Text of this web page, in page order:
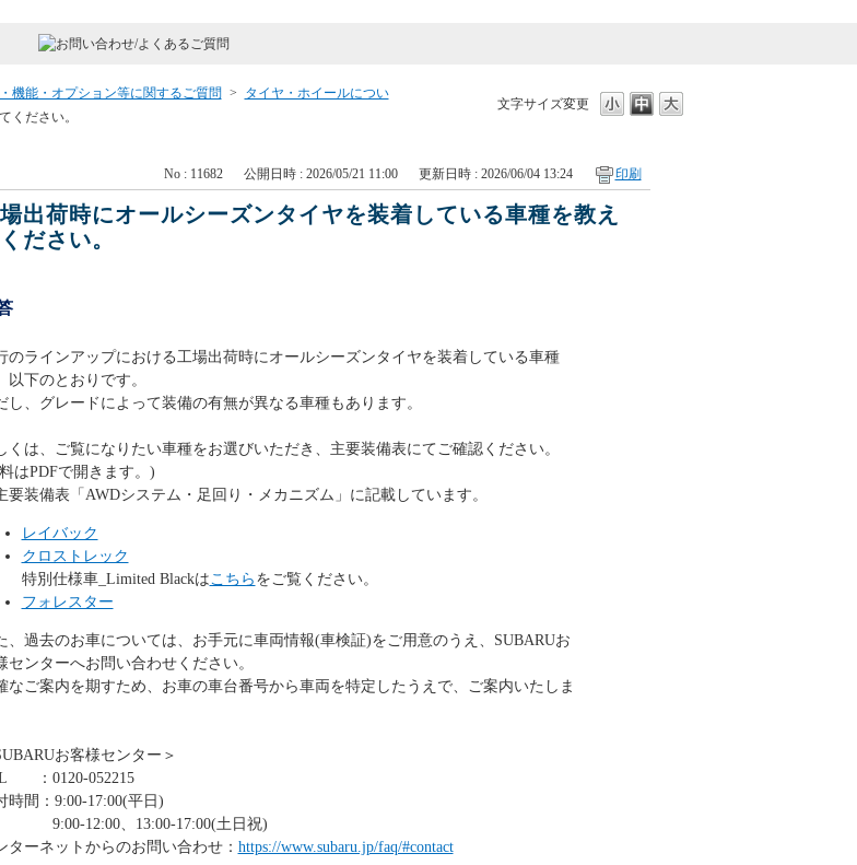
文字サイズ変更
機能・オプション等に関するご質問 >
タイヤ・ホイールについ
ください。
No : 11682 公開日時 : 2026/05/21 11:00 更新日時 : 2026/06/04 13:24 印刷
出荷時にオールシーズンタイヤを装着している車種を教え
ださい。
のラインアップにおける工場出荷時にオールシーズンタイヤを装着している車種
以下のとおりです。
し、グレードによって装備の有無が異なる車種もあります。
くは、ご覧になりたい車種をお選びいただき、主要装備表にてご確認ください。
はPDFで開きます。)
要装備表「AWDシステム・足回り・メカニズム」に記載しています。
レイバック
クロストレック
特別仕様車_Limited Blackはこちら をご覧ください。
フォレスター
、過去のお車については、お手元に車両情報(車検証)をご用意のうえ、SUBARUお
センターへお問い合わせください。
なご案内を期すため、お車の車台番号から車両を特定したうえで、ご案内いたしま
お客様センター＞
：0120-052215
時間：9:00-17:00(平日)
12:00、13:00-17:00(土日祝)
ターネットからのお問い合わせ： https://www.subaru.jp/faq/#contact